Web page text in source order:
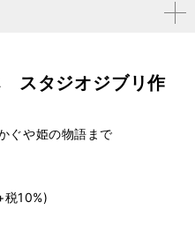
拡大す
スタジオジブリ作
ぐや姫の物語まで
10%)